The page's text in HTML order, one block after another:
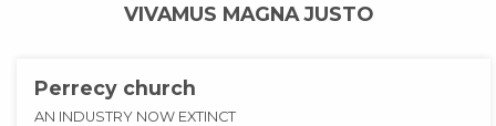
VIVAMUS MAGNA JUSTO
Perrecy church
AN INDUSTRY NOW EXTINCT